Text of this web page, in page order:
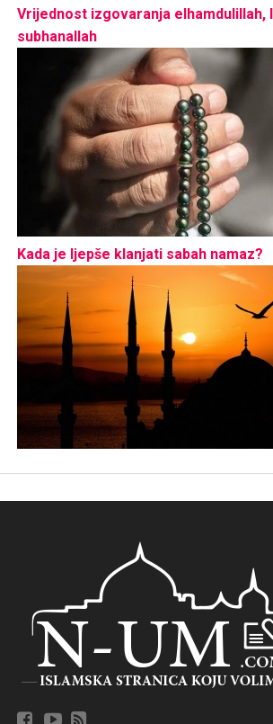
Vrijednost izgovaranja elhamdulillah,
subhanallah
Kada je ljepše klanjati sabah namaz?